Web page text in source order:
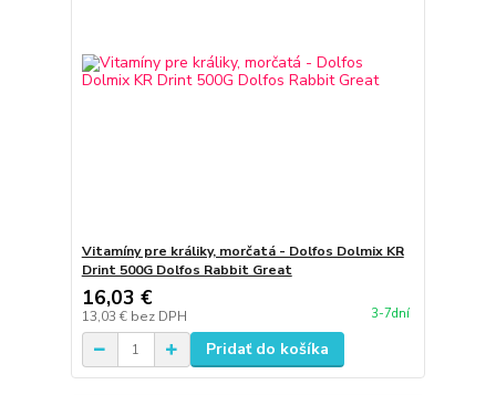
Vitamíny pre králiky, morčatá - Dolfos Dolmix KR
Drint 500G Dolfos Rabbit Great
16,03 €
13,03 € bez DPH 3-7dní
Pridať do košíka